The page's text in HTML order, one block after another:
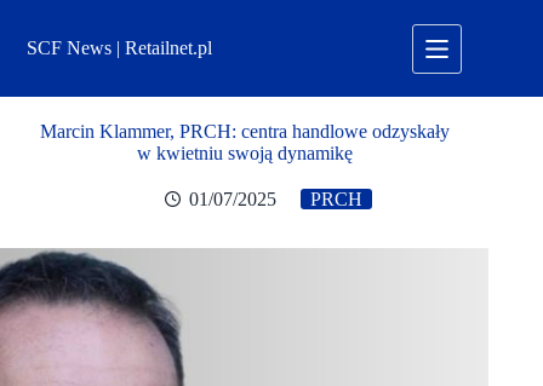
treściSCF News | Retailnet.pl
Marcin Klammer, PRCH: centra handlowe odzyskały
w kwietniu swoją dynamikę
01/07/2025 PRCH